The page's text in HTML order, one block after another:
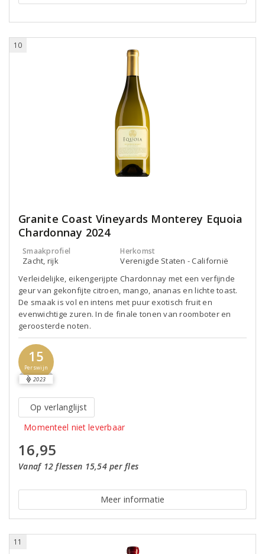
10
Granite Coast Vineyards Monterey Equoia
Chardonnay 2024
Smaakprofiel
Zacht, rijk
Herkomst
Verenigde Staten - Californië
Verleidelijke, eikengerijpte Chardonnay met een verfijnde
geur van gekonfijte citroen, mango, ananas en lichte toast.
De smaak is vol en intens met puur exotisch fruit en
evenwichtige zuren. In de finale tonen van roomboter en
geroosterde noten.
15
Perswijn
2023
Op verlanglijst
Momenteel niet leverbaar
16,95
Vanaf 12 flessen 15,54 per fles
Meer informatie
11